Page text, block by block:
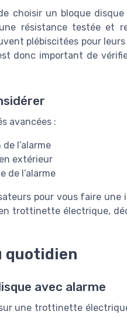
choisir un bloque
résistance testée et
plébiscitées pour
donc important de
avancées :
l’alarme
extérieur
de l’alarme
pour vous faire
trottinette électrique,
quotidien
avec alarme
une trottinette